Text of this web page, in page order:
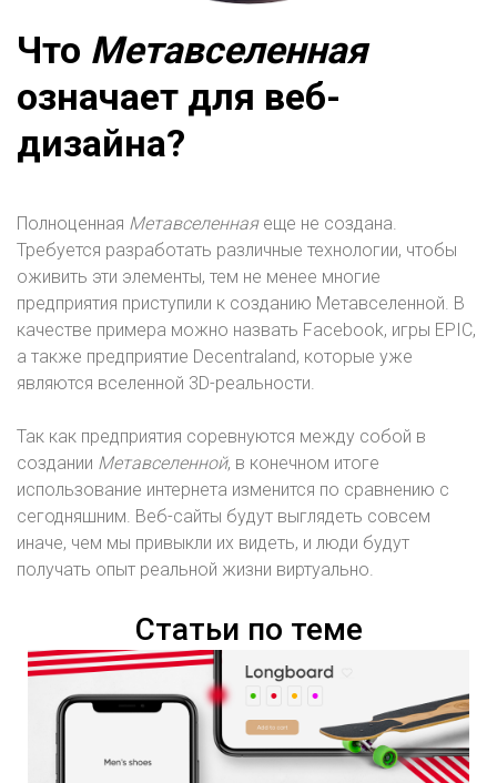
Что Метавселенная
означает для веб-
дизайна?
Полноценная Метавселеннаяеще не создана.
Требуется разработать различные технологии, чтобы
оживить эти элементы, тем не менее многие
предприятия приступили к созданию Метавселенной. В
качестве примера можно назвать Facebook, игры EPIC,
а также предприятие Decentraland, которые уже
являются вселенной 3D-реальности.
Так как предприятия соревнуются между собой в
создании Метавселенной, в конечном итоге
использование интернета изменится по сравнению с
сегодняшним. Веб-сайты будут выглядеть совсем
иначе, чем мы привыкли их видеть, и люди будут
получать опыт реальной жизни виртуально.
Статьи по теме